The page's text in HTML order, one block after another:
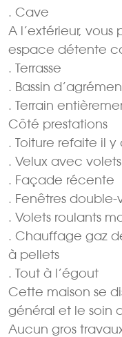
. Cave
A l’extérieur,
espace détente
. Terrasse
. Bassin
. Terrain
Côté prestations
. Toiture refaite il
. Velux avec
. Façade récente
. Fenêtres
. Volets roulants
. Chauffage gaz
à pellets
. Tout à l’égout
Cette maison se
général et le soin
Aucun gros